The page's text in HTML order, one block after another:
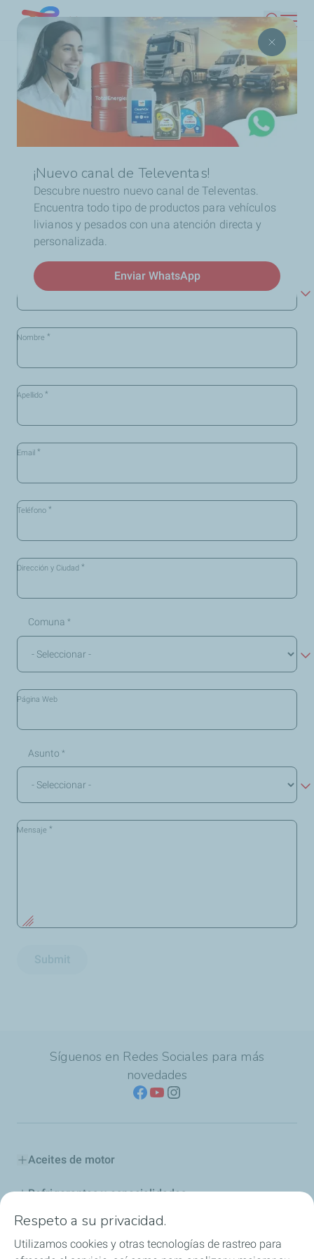
Pasar
al
contenido
principal
¡Nuevo canal de Televentas!
Descubre nuestro nuevo canal de Televentas.
Encuentra todo tipo de productos para vehículos
livianos y pesados con una atención directa y
personalizada.
Enviar WhatsApp
Chile
Buscar
Ruta
de
navegación
Inicio Homepage Contáctenos
Contáctenos
Los campos marcados con * son obligatorios:
Usted es*
Nombre *
Apellido *
Email *
Teléfono *
Dirección y Ciudad *
Comuna *
Página Web
Asunto *
Mensaje *
Submit
Síguenos en Redes Sociales para más
novedades
Aceites de motor
Refrigerantes y especialidades
Distribuidores
Respeto a su privacidad.
Utilizamos cookies y otras tecnologías de rastreo para